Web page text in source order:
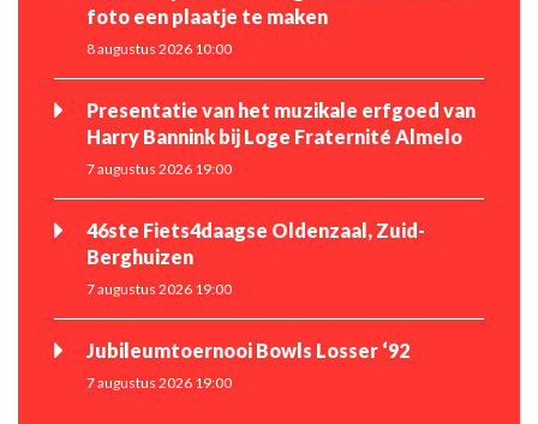
foto een plaatje te maken
8 augustus 2026 10:00
Presentatie van het muzikale erfgoed van
Harry Bannink bij Loge Fraternité Almelo
7 augustus 2026 19:00
46ste Fiets4daagse Oldenzaal, Zuid-
Berghuizen
7 augustus 2026 19:00
Jubileumtoernooi Bowls Losser ‘92
7 augustus 2026 19:00